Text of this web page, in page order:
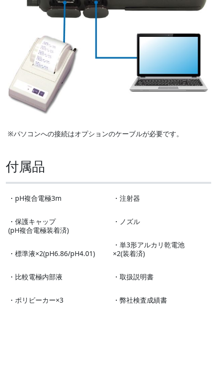
※パソコンへの接続はオプションのケーブルが必要です。
付属品
・pH複合電極3m
・保護キャップ
(pH複合電極装着済)
・標準液×2(pH6.86/pH4.01)
・比較電極内部液
・ポリビーカー×3
・注射器
・ノズル
・単3形アルカリ乾電池
×2(装着済)
・取扱説明書
・弊社検査成績書